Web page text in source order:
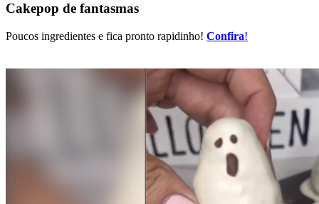
Cakepop de fantasmas
Poucos ingredientes e fica pronto rapidinho! Confira!